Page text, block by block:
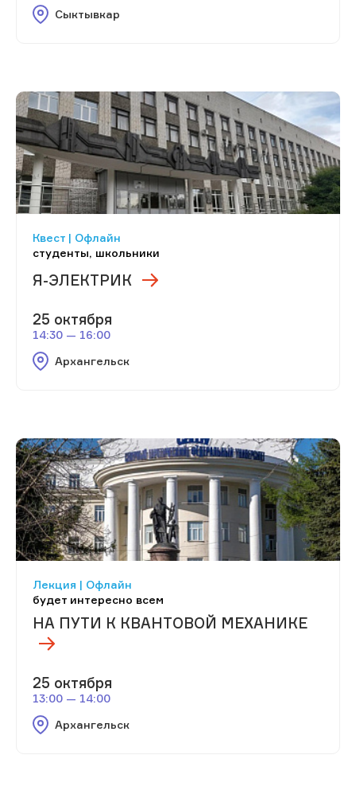
Сыктывкар
Квест | Офлайн
студенты, школьники
Я-ЭЛЕКТРИК
25 октября
14:30 — 16:00
Архангельск
Лекция | Офлайн
будет интересно всем
НА ПУТИ К КВАНТОВОЙ МЕХАНИКЕ
25 октября
13:00 — 14:00
Архангельск